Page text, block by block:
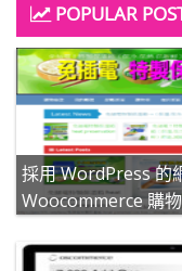
POPULAR
採用 WordPress 的
Woocommerce 購